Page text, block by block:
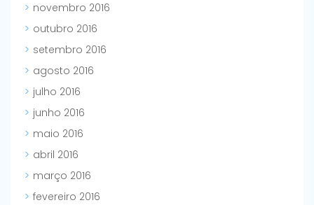
novembro 2016
outubro 2016
setembro 2016
agosto 2016
julho 2016
junho 2016
maio 2016
abril 2016
março 2016
fevereiro 2016